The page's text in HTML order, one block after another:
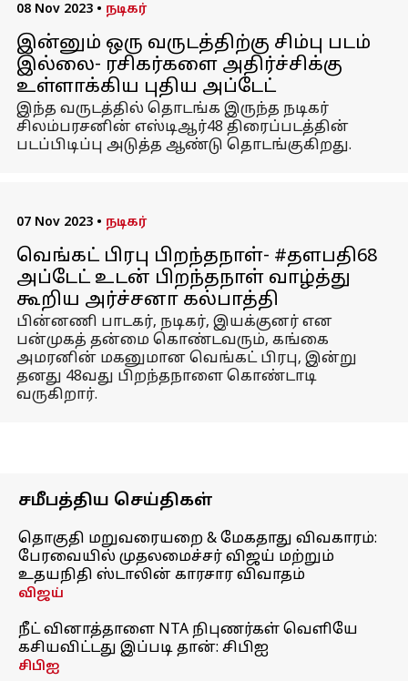
08 Nov 2023 • நடிகர்
இன்னும் ஒரு வருடத்திற்கு சிம்பு படம்
இல்லை- ரசிகர்களை அதிர்ச்சிக்கு
உள்ளாக்கிய புதிய அப்டேட்
இந்த வருடத்தில் தொடங்க இருந்த நடிகர்
சிலம்பரசனின் எஸ்டிஆர்48 திரைப்படத்தின்
படப்பிடிப்பு அடுத்த ஆண்டு தொடங்குகிறது.
07 Nov 2023 • நடிகர்
வெங்கட் பிரபு பிறந்தநாள்- #தளபதி68
அப்டேட் உடன் பிறந்தநாள் வாழ்த்து
கூறிய அர்ச்சனா கல்பாத்தி
பின்னணி பாடகர், நடிகர், இயக்குனர் என
பன்முகத் தன்மை கொண்டவரும், கங்கை
அமரனின் மகனுமான வெங்கட் பிரபு, இன்று
தனது 48வது பிறந்தநாளை கொண்டாடி
வருகிறார்.
சமீபத்திய செய்திகள்
தொகுதி மறுவரையறை & மேகதாது விவகாரம்:
பேரவையில் முதலமைச்சர் விஜய் மற்றும்
உதயநிதி ஸ்டாலின் காரசார விவாதம்
விஜய்
நீட் வினாத்தாளை NTA நிபுணர்கள் வெளியே
கசியவிட்டது இப்படி தான்: சிபிஐ
சிபிஐ